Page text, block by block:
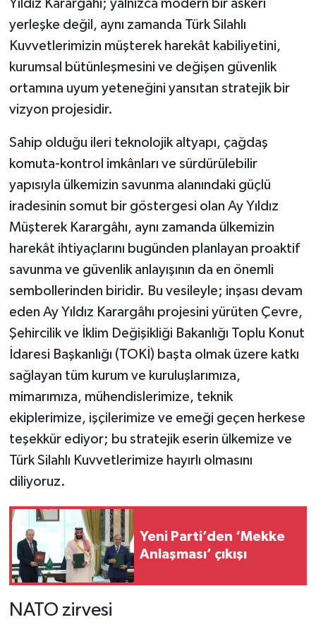
Yıldız Karargâhı; yalnızca modern bir askerî
yerleşke değil, aynı zamanda Türk Silahlı
Kuvvetlerimizin müşterek harekât kabiliyetini,
kurumsal bütünleşmesini ve değişen güvenlik
ortamına uyum yeteneğini yansıtan stratejik bir
vizyon projesidir.
Sahip olduğu ileri teknolojik altyapı, çağdaş
komuta-kontrol imkânları ve sürdürülebilir
yapısıyla ülkemizin savunma alanındaki güçlü
iradesinin somut bir göstergesi olan Ay Yıldız
Müşterek Karargâhı, aynı zamanda ülkemizin
harekât ihtiyaçlarını bugünden planlayan proaktif
savunma ve güvenlik anlayışının da en önemli
sembollerinden biridir. Bu vesileyle; inşası devam
eden Ay Yıldız Karargâhı projesini yürüten Çevre,
Şehircilik ve İklim Değişikliği Bakanlığı Toplu Konut
İdaresi Başkanlığı (TOKİ) başta olmak üzere katkı
sağlayan tüm kurum ve kuruluşlarımıza,
mimarımıza, mühendislerimize, teknik
ekiplerimize, işçilerimize ve emeği geçen herkese
teşekkür ediyor; bu stratejik eserin ülkemize ve
Türk Silahlı Kuvvetlerimize hayırlı olmasını
diliyoruz.
Yeni Parti’den ‘Mekke
Anlaşması’ çıkışı
NATO zirvesi